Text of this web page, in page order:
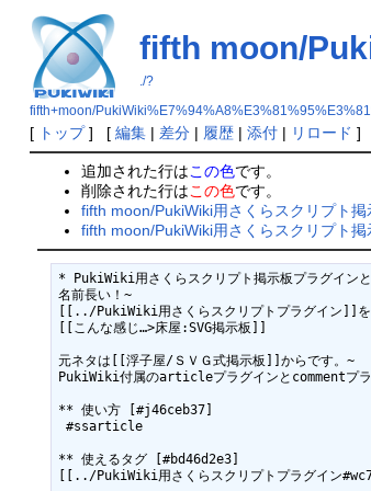
fifth moon/
./?
fifth+moon/
[ トップ] [ 編集| 差分| 履歴| 添付| リロード ]
追加された行はこの色です。
削除された行はこの色です。
fifth moon/PukiWiki用さくらスクリプト掲
fifth moon/PukiWiki用さくらスクリプト
* PukiWiki用さくらスクリプト掲示板プラグイン
名前長い！~
[[../PukiWiki用さくらスクリプトプラグイン]]を
[[こんな感じ…>床屋:SVG掲示板]]
元ネタは[[浮子屋/ＳＶＧ式掲示板]]からです。~
PukiWiki付属のarticleプラグインとcommentプラ
** 使い方 [#j46ceb37]
#ssarticle
** 使えるタグ [#bd46d2e3]
[[../PukiWiki用さくらスクリプトプラグイン